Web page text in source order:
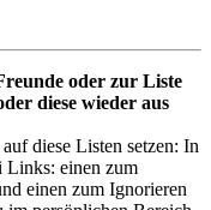
oder zur Liste
diese wieder aus
diese Listen setzen: In
Links: einen zum
einen zum Ignorieren